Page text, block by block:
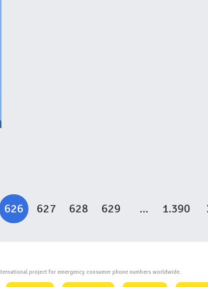
626 627 628 629 … 1.390
project for emergency consumer phone numbers worldwide.